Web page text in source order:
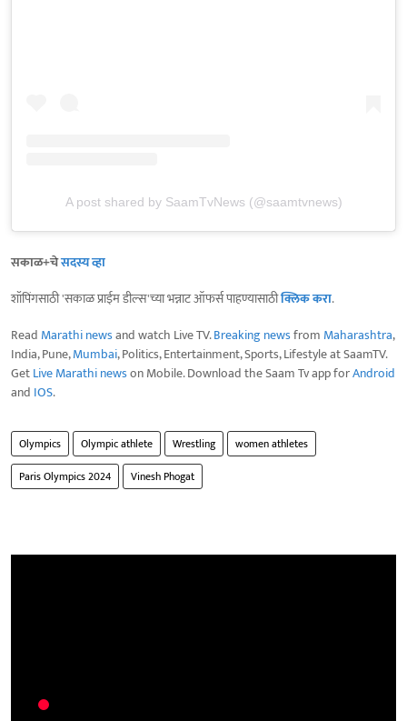
A post shared by SaamTvNews (@saamtvnews)
सकाळ+चेसदस्य व्हा
शॉपिंगसाठी 'सकाळ प्राईम डील्स'च्या भन्नाट ऑफर्स पाहण्यासाठीक्लिक करा.
Read Marathi newsand watch Live TV.Breaking newsfrom Maharashtra,
India, Pune,Mumbai, Politics, Entertainment, Sports, Lifestyle at SaamTV.
GetLive Marathi newson Mobile. Download the Saam Tv app forAndroid
and IOS.
Olympics Olympic athlete Wrestling
women athletes
Paris Olympics 2024
Vinesh Phogat